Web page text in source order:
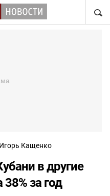
Игорь Кащенко
в другие
за год